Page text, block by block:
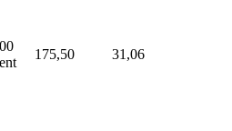
175,50 31,06